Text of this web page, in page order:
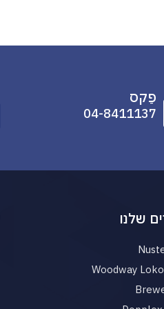
פַקס
04-8411137
שלנו
Woodway